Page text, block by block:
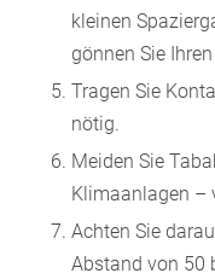
kleinen
gönnen Sie
Tragen Sie
nötig.
Meiden Sie
Klimaanlagen –
Achten Sie
Abstand von 50